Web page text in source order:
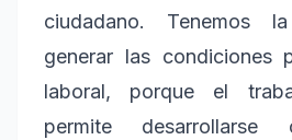
ciudadano. Tenemos
generar las condiciones
laboral, porque el
permite desarrollarse